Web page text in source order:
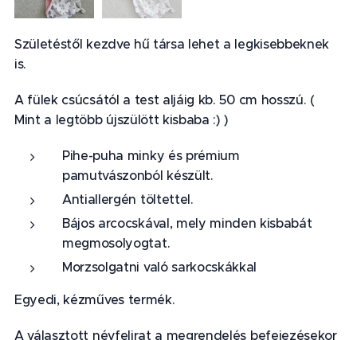
Születéstől kezdve hű társa lehet a legkisebbeknek
is.
A fülek csúcsától a test aljáig kb. 50 cm hosszú. (
Mint a legtöbb újszülött kisbaba :) )
Pihe-puha minky és prémium
pamutvászonból készült.
Antiallergén töltettel.
Bájos arcocskával, mely minden kisbabát
megmosolyogtat.
Morzsolgatni való sarkocskákkal
Egyedi, kézműves termék.
A választott névfelirat a megrendelés befejezésekor